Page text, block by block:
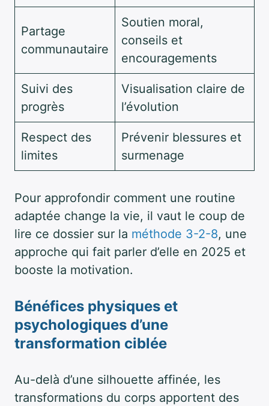
Partage
communautaire
Soutien moral,
conseils et
encouragements
Suivi des
progrès
Visualisation claire de
l’évolution
Respect des
limites
Prévenir blessures et
surmenage
Pour approfondir comment une routine
adaptée change la vie, il vaut le coup de
lire ce dossier sur la méthode 3-2-8, une
approche qui fait parler d’elle en 2025 et
booste la motivation.
Bénéfices physiques et
psychologiques d’une
transformation ciblée
Au-delà d’une silhouette affinée, les
transformations du corps apportent des